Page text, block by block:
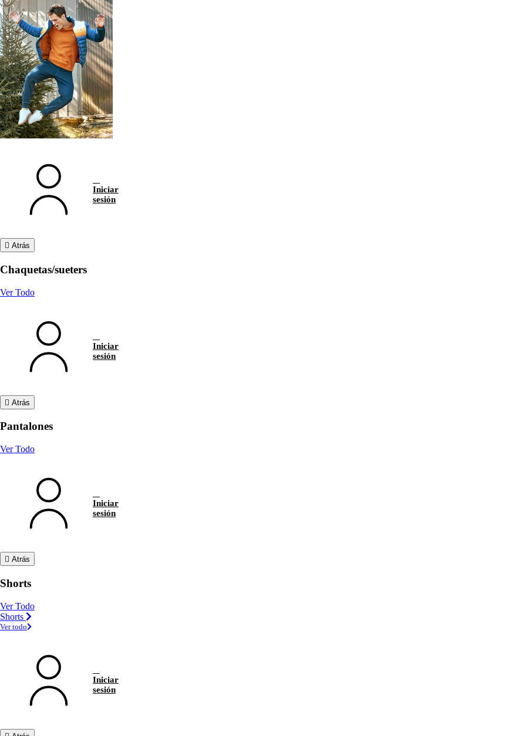
Iniciar
sesión
Atrás
Chaquetas/sueters
Ver Todo
Iniciar
sesión
Atrás
Pantalones
Ver Todo
Iniciar
sesión
Atrás
Shorts
Ver Todo
Shorts
Ver todo
Iniciar
sesión